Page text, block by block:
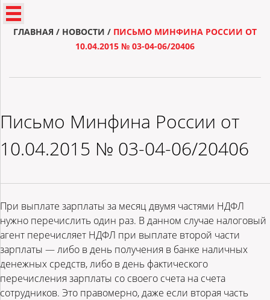
ГЛАВНАЯ / НОВОСТИ / ПИСЬМО МИНФИНА РОССИИ ОТ
10.04.2015 № 03-04-06/20406
Письмо Минфина России от
10.04.2015 № 03-04-06/20406
При выплате зарплаты за месяц двумя частями НДФЛ
нужно перечислить один раз. В данном случае налоговый
агент перечисляет НДФЛ при выплате второй части
зарплаты — либо в день получения в банке наличных
денежных средств, либо в день фактического
перечисления зарплаты со своего счета на счета
сотрудников. Это правомерно, даже если вторая часть